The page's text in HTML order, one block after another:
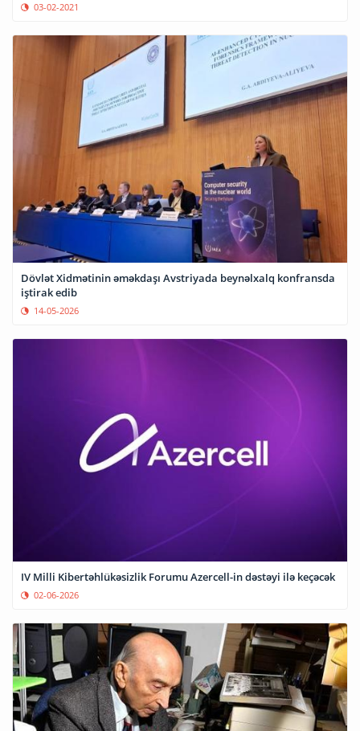
03-02-2021
Dövlət Xidmətinin əməkdaşı Avstriyada beynəlxalq konfransda
iştirak edib
14-05-2026
IV Milli Kibertəhlükəsizlik Forumu Azercell-in dəstəyi ilə keçəcək
02-06-2026